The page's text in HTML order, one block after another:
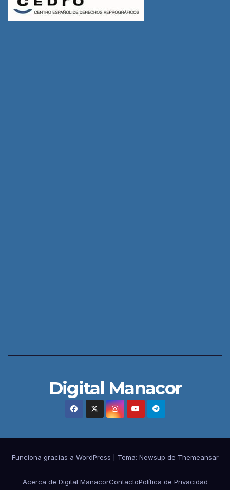
Digital Manacor
Funciona gracias a WordPress Tema: Newsup de Themeansar
Acerca de Digital ManacorContactoPolítica de Privacidad